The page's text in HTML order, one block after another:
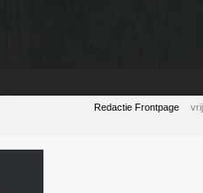
Redactie Frontpage